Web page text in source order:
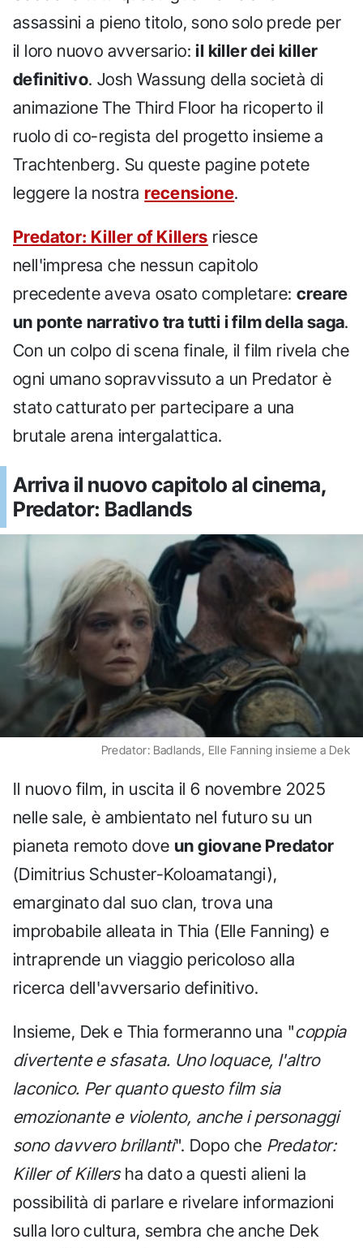
assassini a pieno titolo, sono solo prede per
il loro nuovo avversario:il killer dei killer
definitivo. Josh Wassung della società di
animazione The Third Floor ha ricoperto il
ruolo di co-regista del progetto insieme a
Trachtenberg. Su queste pagine potete
leggere la nostra recensione.
Predator: Killer of Killers riesce
nell'impresa che nessun capitolo
precedente aveva osato completare: creare
un ponte narrativo tra tutti i film della saga.
Con un colpo di scena finale, il film rivela che
ogni umano sopravvissuto a un Predator è
stato catturato per partecipare a una
brutale arena intergalattica.
Arriva il nuovo capitolo al cinema,
Predator: Badlands
Predator: Badlands, Elle Fanning insieme a Dek
Il nuovo film, in uscita il 6 novembre 2025
nelle sale, è ambientato nel futuro su un
pianeta remoto dove un giovane Predator
(Dimitrius Schuster-Koloamatangi),
emarginato dal suo clan, trova una
improbabile alleata in Thia (Elle Fanning) e
intraprende un viaggio pericoloso alla
ricerca dell'avversario definitivo.
Insieme, Dek e Thia formeranno una "coppia
divertente e sfasata. Uno loquace, l'altro
laconico. Per quanto questo film sia
emozionante e violento, anche i personaggi
sono davvero brillanti". Dopo che Predator:
Killer of Killersha dato a questi alieni la
possibilità di parlare e rivelare informazioni
sulla loro cultura, sembra che anche Dek